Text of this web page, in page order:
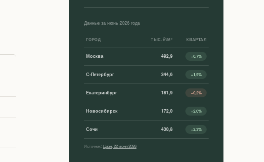
Данные за июнь 2026 года
ГОРОД ТЫС. ₽/М² КВАРТАЛ
Москва 492,9 +0,7%
С-Петербург 344,6 +1,9%
Екатеринбург 181,9 −0,2%
Новосибирск 172,0 +2,0%
Сочи 430,8 +2,3%
Источник:Циан, 22 июня 2026